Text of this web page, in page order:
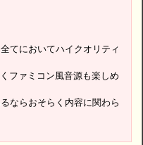
てにおいてハイクオリティ
ファミコン風音源も楽しめ
ならおそらく内容に関わら